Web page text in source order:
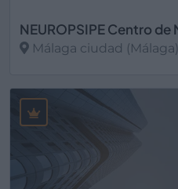
Málaga ciudad (Málaga)